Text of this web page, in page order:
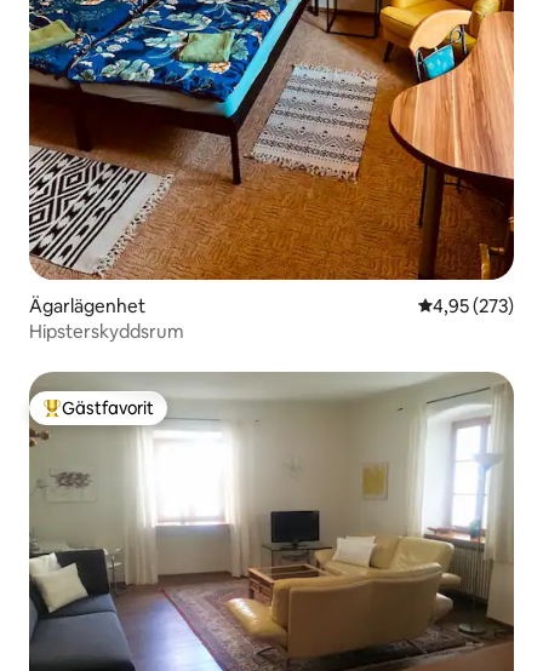
Ägarlägenhet 4,95 av 5 i
4,95 (273)
Hipsterskyddsrum
Populär gästfavorit
Gästfavorit